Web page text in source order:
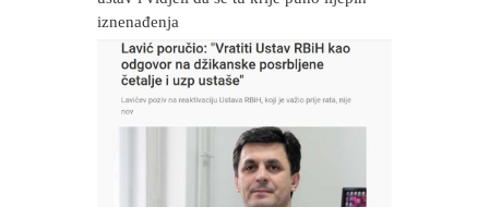
iznenađenja